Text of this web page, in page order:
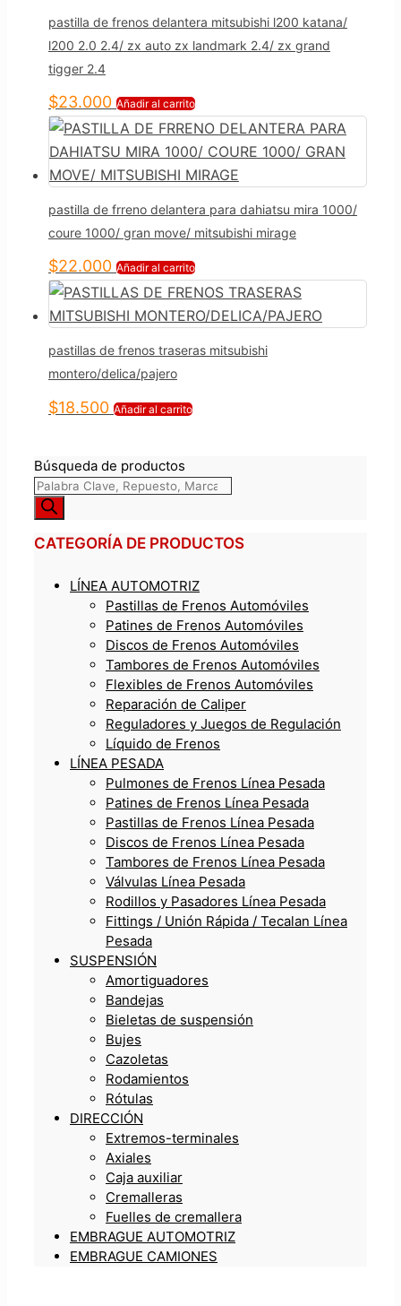
pastilla de frenos delantera mitsubishi l200 katana/
l200 2.0 2.4/ zx auto zx landmark 2.4/ zx grand
tigger 2.4
$23.000 Añadir al carrito
pastilla de frreno delantera para dahiatsu mira 1000/
coure 1000/ gran move/ mitsubishi mirage
$22.000 Añadir al carrito
pastillas de frenos traseras mitsubishi
montero/delica/pajero
$18.500 Añadir al carrito
Búsqueda de productos
CATEGORÍA DE PRODUCTOS
LÍNEA AUTOMOTRIZ
Pastillas de Frenos Automóviles
Patines de Frenos Automóviles
Discos de Frenos Automóviles
Tambores de Frenos Automóviles
Flexibles de Frenos Automóviles
Reparación de Caliper
Reguladores y Juegos de Regulación
Líquido de Frenos
LÍNEA PESADA
Pulmones de Frenos Línea Pesada
Patines de Frenos Línea Pesada
Pastillas de Frenos Línea Pesada
Discos de Frenos Línea Pesada
Tambores de Frenos Línea Pesada
Válvulas Línea Pesada
Rodillos y Pasadores Línea Pesada
Fittings / Unión Rápida / Tecalan Línea
Pesada
SUSPENSIÓN
Amortiguadores
Bandejas
Bieletas de suspensión
Bujes
Cazoletas
Rodamientos
Rótulas
DIRECCIÓN
Extremos-terminales
Axiales
Caja auxiliar
Cremalleras
Fuelles de cremallera
EMBRAGUE AUTOMOTRIZ
EMBRAGUE CAMIONES